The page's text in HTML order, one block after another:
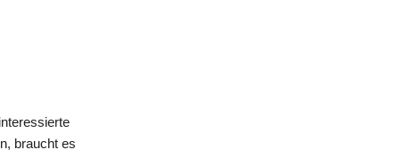
braucht es